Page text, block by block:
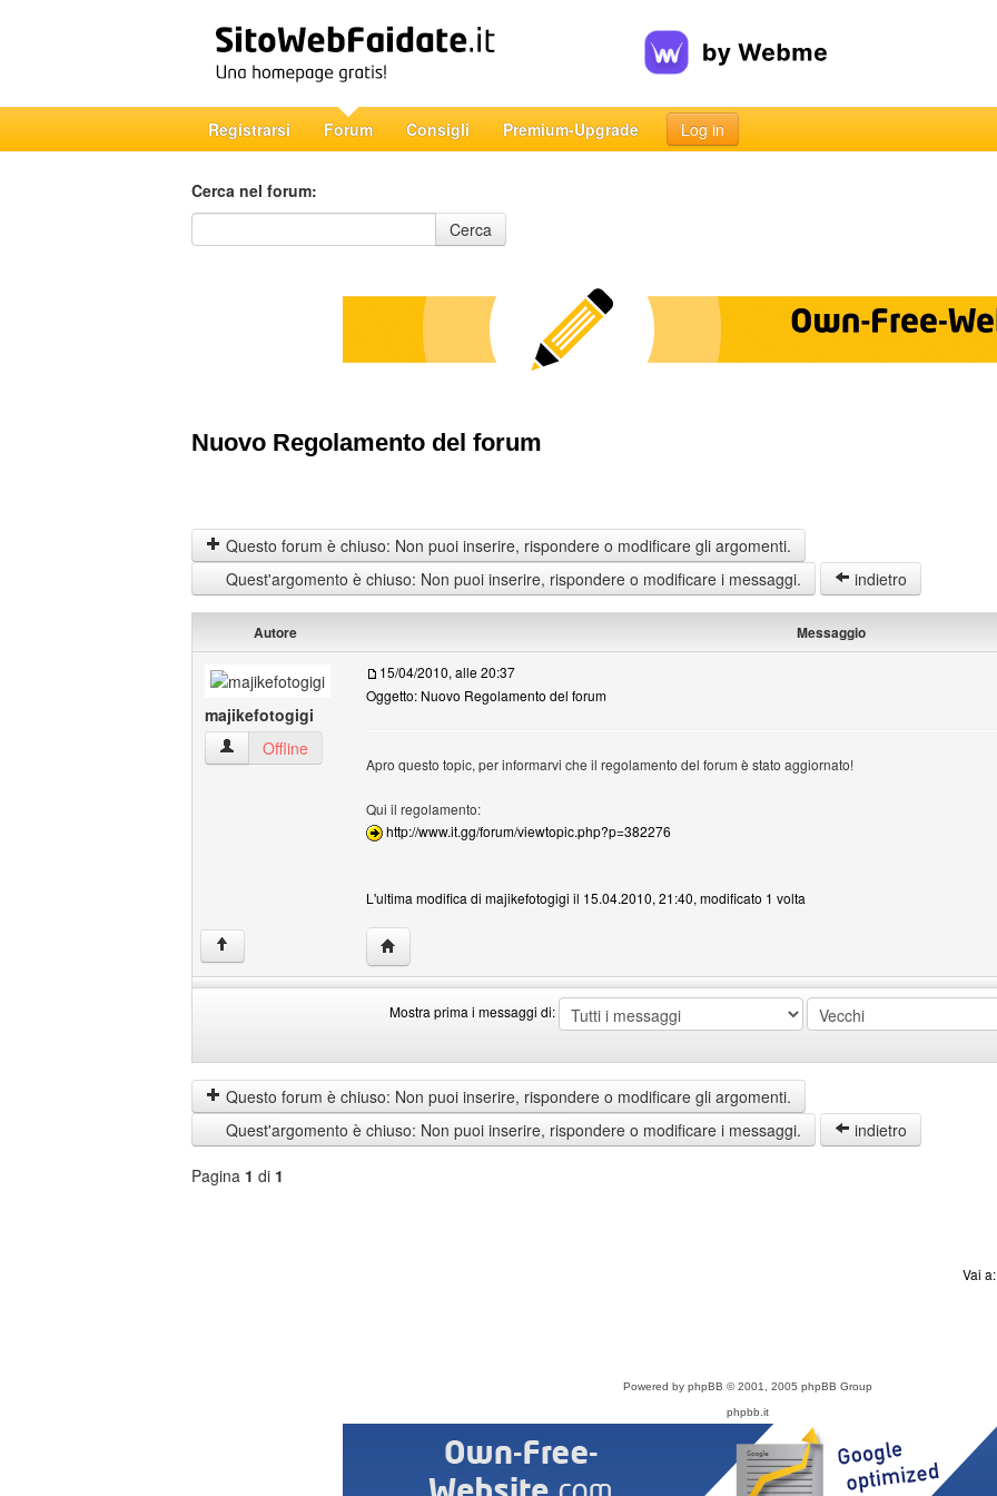
Registrarsi Forum Consigli Premium-Upgrade Log in
Cerca nel forum:
Cerca nel forum
Cerca
Nuovo Regolamento del forum
Questo forum è chiuso: Non puoi inserire, rispondere o modificare gli argomenti.
Quest'argomento è chiuso: Non puoi inserire, rispondere o modificare i messaggi.
indietro
Autore Messaggio
majikefotogigi
majikefotogigi Profilo
Offline
15/04/2010, alle 20:37
Oggetto: Nuovo Regolamento del forum
Apro questo topic, per informarvi che il regolamento del forum è stato aggiornato!
Qui il regolamento:
http://www.it.gg/forum/viewtopic.php?p=382276
L'ultima modifica di majikefotogigi il 15.04.2010, 21:40, modificato 1 volta
↑ HomePage: majikefotogigi
Mostra prima i messaggi di:
prima
i
messaggi
di
by
Questo forum è chiuso: Non puoi inserire, rispondere o modificare gli argomenti.
Quest'argomento è chiuso: Non puoi inserire, rispondere o modificare i messaggi.
indietro
Pagina 1 di 1
Vai a:
Powered by phpBB © 2001, 2005 phpBB Group
phpbb.it